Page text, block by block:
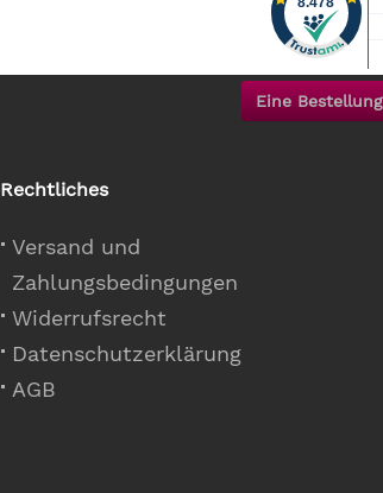
Eine
Rechtliches
Versand und
Zahlungsbedingungen
Widerrufsrecht
Datenschutzerklärung
AGB